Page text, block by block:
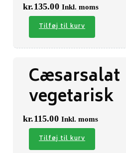
kr.135.00 Inkl. moms
Tilføj til kurv
Cæsarsalat
vegetarisk
kr.115.00 Inkl. moms
Tilføj til kurv